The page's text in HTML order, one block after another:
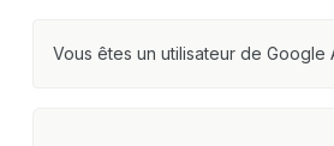
Vous êtes un utilisateur de Google